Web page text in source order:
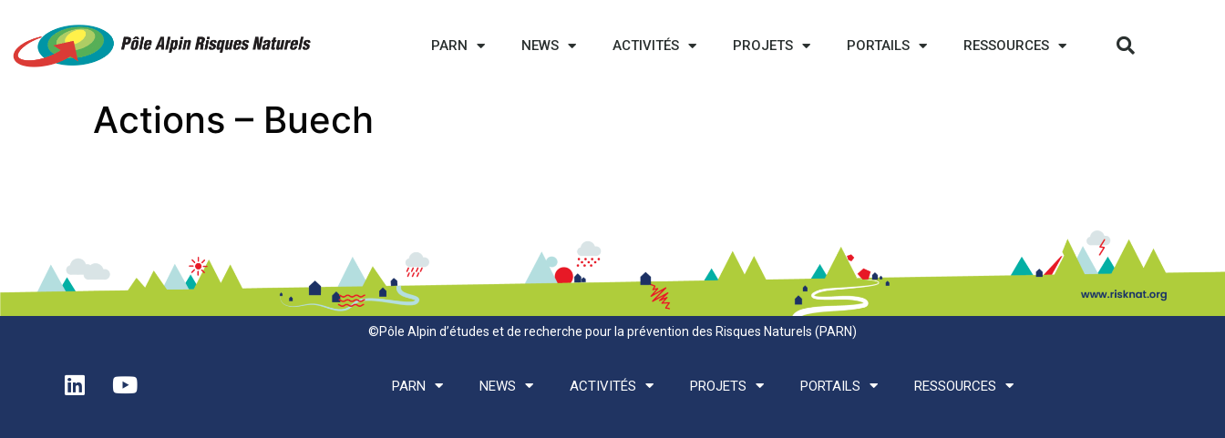
PARN NEWS ACTIVITÉS PROJETS PORTAILS RESSOURCES
Actions – Buech
©Pôle Alpin d’études et de recherche pour la prévention des Risques Naturels (PARN)
PARN NEWS ACTIVITÉS PROJETS PORTAILS RESSOURCES